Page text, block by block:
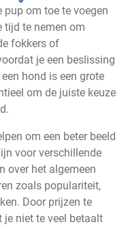
pup om toe te voegen
tijd te nemen om
fokkers of
je een beslissing
hond is een grote
om de juiste keuze
om een beter beeld
voor verschillende
over het algemeen
zoals populariteit,
Door prijzen te
je niet te veel betaalt